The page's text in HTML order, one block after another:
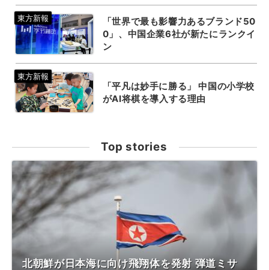
「世界で最も影響力あるブランド50
0」、中国企業6社が新たにランクイ
ン
「平凡は妙手に勝る」 中国の小学校
がAI将棋を導入する理由
Top stories
北朝鮮が日本海に向け飛翔体を発射 弾道ミサ